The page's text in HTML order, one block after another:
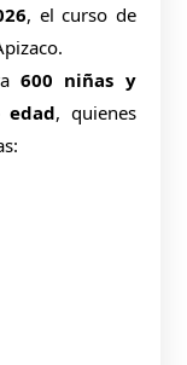
, el curso de
600 niñas y
, quienes